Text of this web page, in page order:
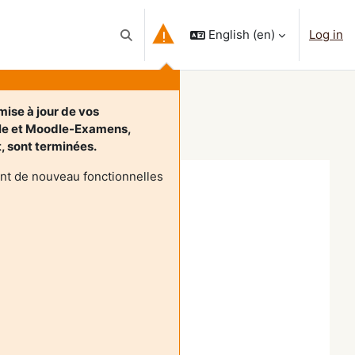
Toggle search input
à jour de vos
et Moodle-Examens,
sont terminées.
de nouveau fonctionnelles
English ‎(en)‎ Log in
l'insertion